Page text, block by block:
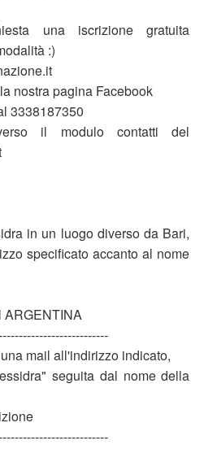
una iscrizione gratuita
:)
nostra pagina Facebook
3338187350
il modulo contatti del
in un luogo diverso da Bari,
specificato accanto al nome
ARGENTINA
mail all'indirizzo indicato,
seguita dal nome della